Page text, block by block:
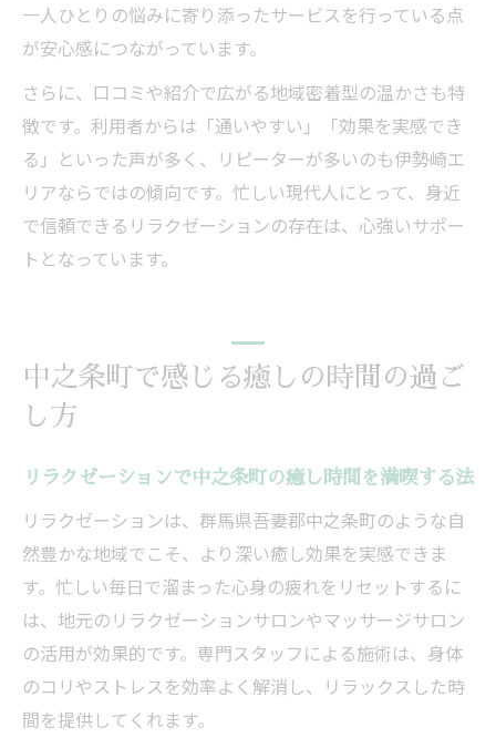
一人ひとりの悩みに寄り添ったサービスを行っている点
が安心感につながっています。
さらに、口コミや紹介で広がる地域密着型の温かさも特
徴です。利用者からは「通いやすい」「効果を実感でき
る」といった声が多く、リピーターが多いのも伊勢崎エ
リアならではの傾向です。忙しい現代人にとって、身近
で信頼できるリラクゼーションの存在は、心強いサポー
トとなっています。
中之条町で感じる癒しの時間の過ご
し方
リラクゼーションで中之条町の癒し時間を満喫する法
リラクゼーションは、群馬県吾妻郡中之条町のような自
然豊かな地域でこそ、より深い癒し効果を実感できま
す。忙しい毎日で溜まった心身の疲れをリセットするに
は、地元のリラクゼーションサロンやマッサージサロン
の活用が効果的です。専門スタッフによる施術は、身体
のコリやストレスを効率よく解消し、リラックスした時
間を提供してくれます。